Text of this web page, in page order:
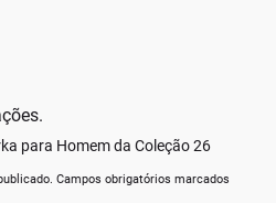
para Homem da Coleção 26
Campos obrigatórios marcados